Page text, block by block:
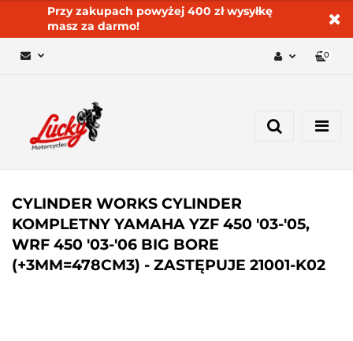
Przy zakupach powyżej 400 zł wysyłkę
masz za darmo!
Dodaj zgłoszenie
0
CYLINDER WORKS CYLINDER
KOMPLETNY YAMAHA YZF 450 '03-'05,
WRF 450 '03-'06 BIG BORE
(+3MM=478CM3) - ZASTĘPUJE 21001-K02